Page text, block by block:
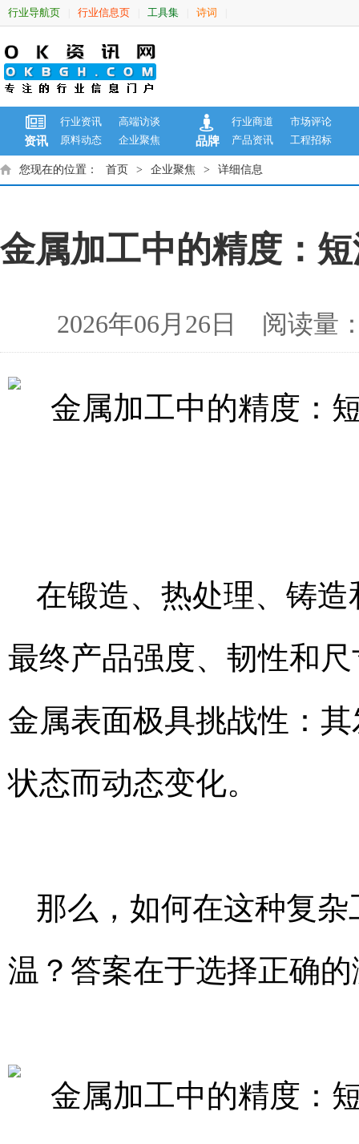
行业导航页 行业信息页 工具集 诗词
资讯
行业资讯
高端访谈
原料动态
企业聚焦 品牌
行业商道
市场评论
产品资讯
工程招标
您现在的位置： 首页 > 企业聚焦 > 详细信息
金属加工中的精度：
2026年06月26日 阅读
在锻造、热处理、铸
最终产品强度、韧性和
金属表面极具挑战性：
状态而动态变化。
那么，如何在这种复
温？答案在于选择正确